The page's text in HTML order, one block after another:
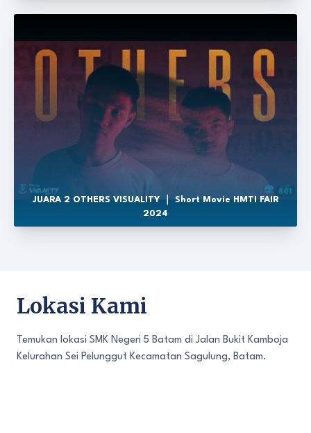
JUARA 2 OTHERS VISUALITY ｜ Short Movie HMTI FAIR
2024
Lokasi Kami
Temukan lokasi SMK Negeri 5 Batam di Jalan Bukit Kamboja
Kelurahan Sei Pelunggut Kecamatan Sagulung, Batam.